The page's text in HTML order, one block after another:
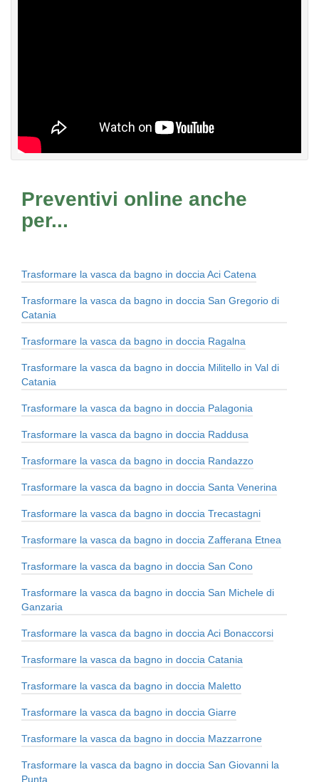
Preventivi online anche
per...
Trasformare la vasca da bagno in doccia Aci Catena
Trasformare la vasca da bagno in doccia San Gregorio di
Catania
Trasformare la vasca da bagno in doccia Ragalna
Trasformare la vasca da bagno in doccia Militello in Val di
Catania
Trasformare la vasca da bagno in doccia Palagonia
Trasformare la vasca da bagno in doccia Raddusa
Trasformare la vasca da bagno in doccia Randazzo
Trasformare la vasca da bagno in doccia Santa Venerina
Trasformare la vasca da bagno in doccia Trecastagni
Trasformare la vasca da bagno in doccia Zafferana Etnea
Trasformare la vasca da bagno in doccia San Cono
Trasformare la vasca da bagno in doccia San Michele di
Ganzaria
Trasformare la vasca da bagno in doccia Aci Bonaccorsi
Trasformare la vasca da bagno in doccia Catania
Trasformare la vasca da bagno in doccia Maletto
Trasformare la vasca da bagno in doccia Giarre
Trasformare la vasca da bagno in doccia Mazzarrone
Trasformare la vasca da bagno in doccia San Giovanni la
Punta